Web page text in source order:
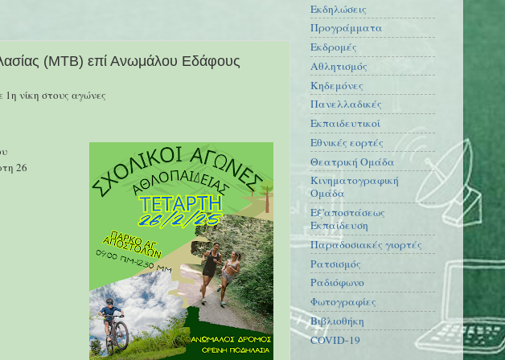
(MTB) επί Ανωμάλου Εδάφους
νίκη στους αγώνες
26
Εκδηλώσεις
Προγράμματα
Εκδρομές
Αθλητισμός
Κηδεμόνες
Πανελλαδικές
Εκπαιδευτικοί
Εθνικές εορτές
Θεατρική Ομάδα
Κινηματογραφική
Ομάδα
Εξ'αποστάσεως
Εκπαίδευση
Παραδοσιακές γιορτές
Ρατσισμός
Ραδιόφωνο
Φωτογραφίες
Βιβλιοθήκη
COVID-19